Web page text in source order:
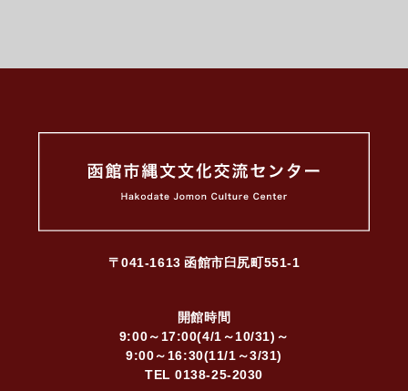
〒041-1613 函館市臼尻町551-1
開館時間
9:00～17:00(4/1～10/31)～
9:00～16:30(11/1～3/31)
TEL0138-25-2030